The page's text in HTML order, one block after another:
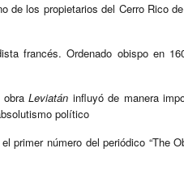
de los propietarios del Cerro Rico
francés. Ordenado obispo en
Leviatán influyó de manera
político
primer número del periódico “The